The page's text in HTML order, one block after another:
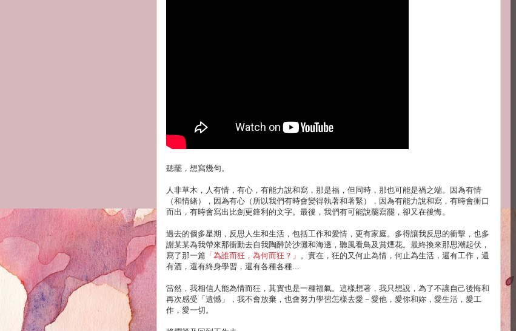
聽罷，想寫幾句。
人非草木，人有情，有心，有能力說和寫，那是福，但同時，那也可能是禍之端。因為有情
（和情緒），因為有心（所以我們有時會變得執著和著緊），因為有能力說和寫，有時會衝口
而出，有時會寫出比劍更鋒利的文字。最後，我們有可能說罷寫罷，卻又在後悔。
過去的個多星期，反思人生和生活，包括工作和愛情，更有家庭。多得讓我反思的衝擊，也多
謝某某為我帶來那衝動去自我陶醉於沙灘和海邊，聽風看鳥及賞煙花。最終換來那思潮起伏，
寫了那一篇 「為誰而狂，為何而狂？」 。實在，狂的又何止為情，何止為生活，還有工作，還
有酒，還有終身學習，還有各種各種...
當然，我相信人能為情而狂，其實也是一種福氣。這樣想著，我只想說，為了不讓自己後悔和
再次感受「遺憾」，我不會放棄，也會努力學習怎樣去愛－愛他，愛你和妳，愛生活，愛工
作，愛一切。